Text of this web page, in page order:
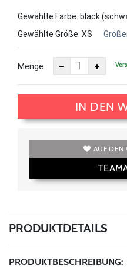
Gewählte Farbe: black
Gewählte Größe: XS
Menge
IN DEN
AUF DEN
PRODUKTDETAILS
PRODUKTBESCHREIBUNG: